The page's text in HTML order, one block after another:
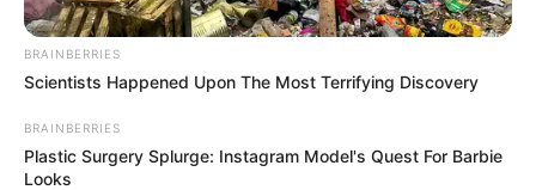
BRAINBERRIES
Scientists Happened Upon The Most Terrifying Discovery
BRAINBERRIES
Plastic Surgery Splurge: Instagram Model's Quest For Barbie
Looks